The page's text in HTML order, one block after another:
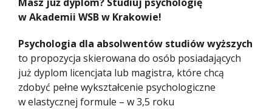
w Akademii WSB w Krakowie!
Psychologia dla absolwentów studiów wyższych
to propozycja skierowana do osób posiadających
już dyplom licencjata lub magistra, które chcą
zdobyć pełne wykształcenie psychologiczne
w elastycznej formule – w 3,5 roku